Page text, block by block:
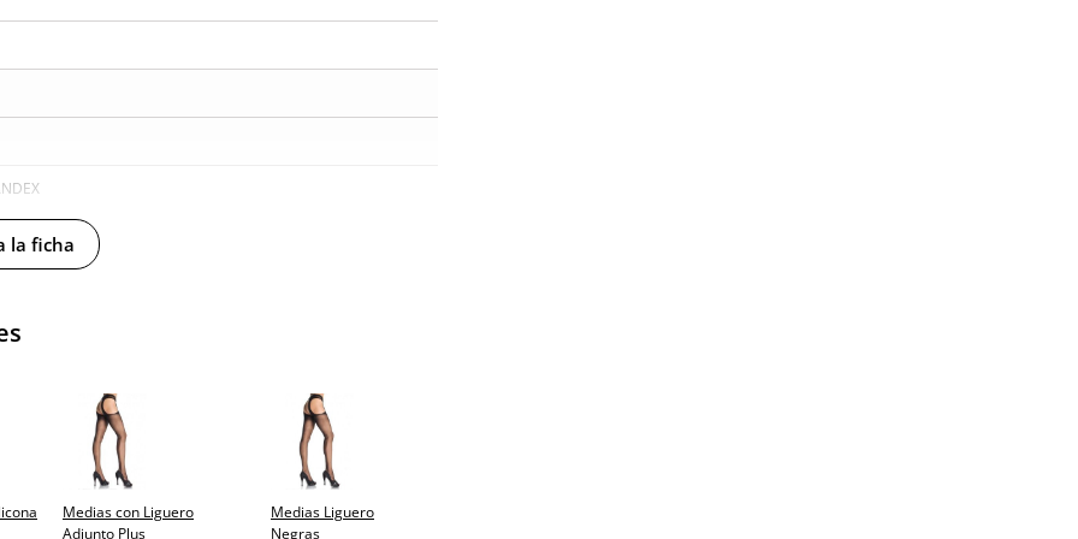
sin distintivos
la ficha
Medias con Liguero
Adjunto Plus
Medias Liguero
Negras